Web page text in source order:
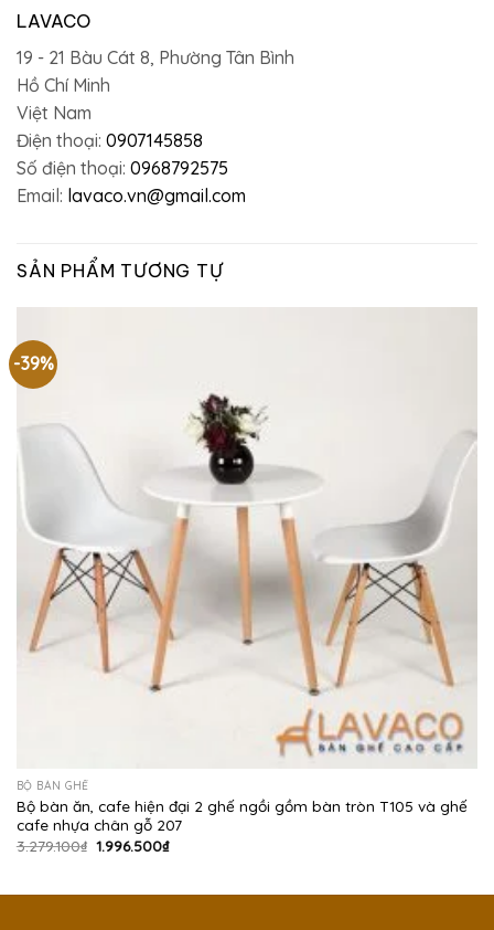
LAVACO
19 - 21 Bàu Cát 8, Phường Tân Bình
Hồ Chí Minh
Việt Nam
Điện thoại: 0907145858
Số điện thoại: 0968792575
Email: lavaco.vn@gmail.com
SẢN PHẨM TƯƠNG TỰ
-39%
BỘ BÀN GHẾ
Bộ bàn ăn, cafe hiện đại 2 ghế ngồi gồm bàn tròn T105 và ghế
cafe nhựa chân gỗ 207
3.279.100₫ Giá
1.996.500₫Giá